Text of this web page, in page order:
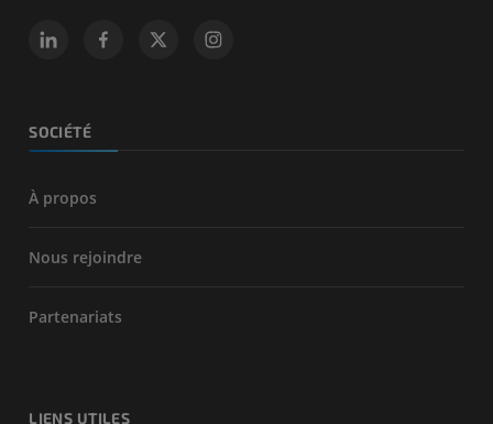
SOCIÉTÉ
À propos
Nous rejoindre
Partenariats
LIENS UTILES